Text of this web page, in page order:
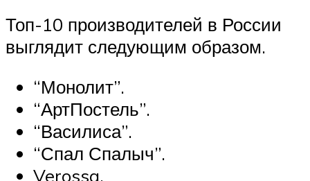
Топ-10 производителей в России
выглядит следующим образом.
“Монолит”.
“АртПостель”.
“Василиса”.
“Спал Спалыч”.
Verossa.